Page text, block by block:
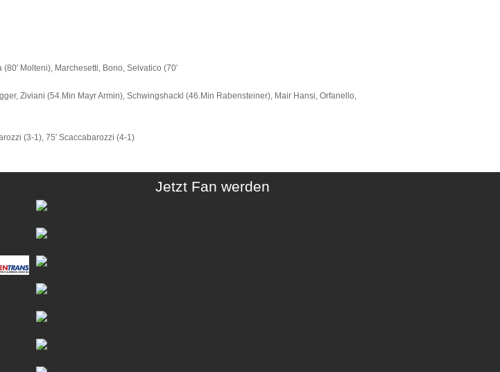
Molteni), Marchesetti, Bono, Selvatico (70′
Ziviani (54.Min Mayr Armin), Schwingshackl (46.Min Rabensteiner), Mair Hansi, Orfanello,
(3-1), 75′ Scaccabarozzi (4-1)
Jetzt Fan werden